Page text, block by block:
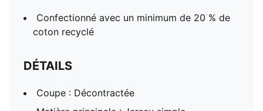
Confectionné avec un minimum de 20 % de
coton recyclé
DÉTAILS
Coupe : Décontractée